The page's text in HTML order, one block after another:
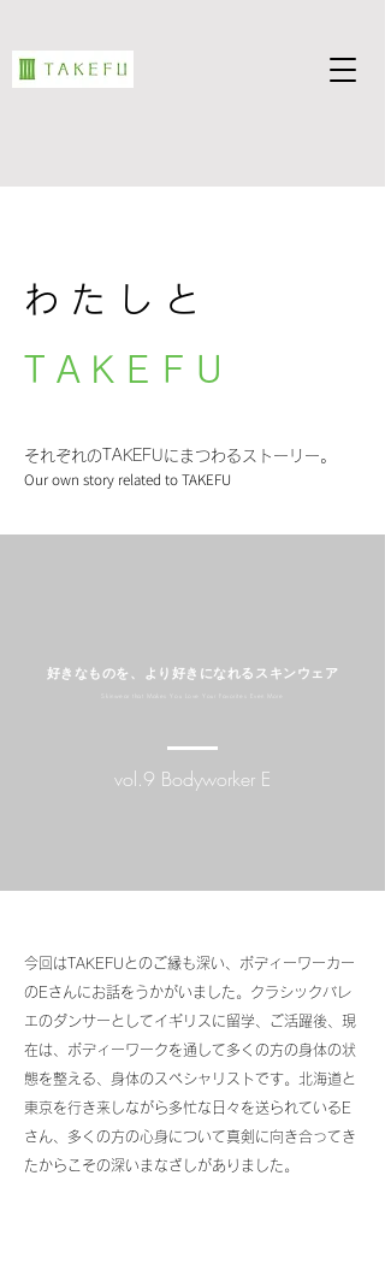
わたしと
TAKEFU
それぞれのTAKEFUにまつわるストーリー。
Our own story related to TAKEFU
好きなものを、より好きになれるスキンウェア
Skinwear that Makes You Love Your Favorites Even More
vol.9 Bodyworker E
今回はTAKEFUとのご縁も深い、ボディーワーカー
のEさんにお話をうかがいました。クラシックバレ
エのダンサーとしてイギリスに留学、ご活躍後、現
在は、ボディーワークを通して多くの方の身体の状
態を整える、身体のスペシャリストです。北海道と
東京を行き来しながら多忙な日々を送られているE
さん、多くの方の心身について真剣に向き合ってき
たからこその深いまなざしがありました。